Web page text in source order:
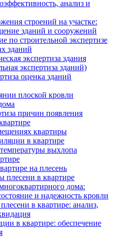
анализ и
строений на участке:
зданий и сооружений
по строительной экспертизе
зданий
экспертиза здания
экспертиза зданий)
оценка зданий
плоской кровли
причин появления
квартиры
в квартире
выхлопа
на плесень
плесени в квартире
дома:
и надежность кровли
в квартире: анализ,
в квартире: обеспечение